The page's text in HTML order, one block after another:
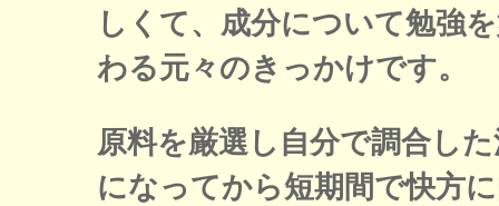
しくて、成分について勉強
わる元々のきっかけです。
原料を厳選し自分で調合し
になってから短期間で快方